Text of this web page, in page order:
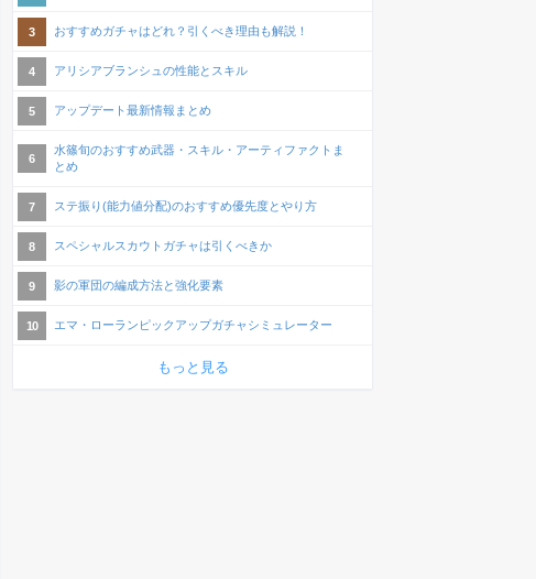
おすすめガチャはどれ？引くべき理由も解説！
アリシアブランシュの性能とスキル
アップデート最新情報まとめ
水篠旬のおすすめ武器・スキル・アーティファクトま
とめ
ステ振り(能力値分配)のおすすめ優先度とやり方
スペシャルスカウトガチャは引くべきか
影の軍団の編成方法と強化要素
エマ・ローランピックアップガチャシミュレーター
もっと見る